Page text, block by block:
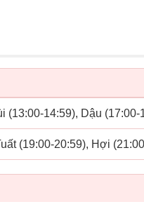
(13:00-14:59), Dậu (17:00-
(19:00-20:59), Hợi